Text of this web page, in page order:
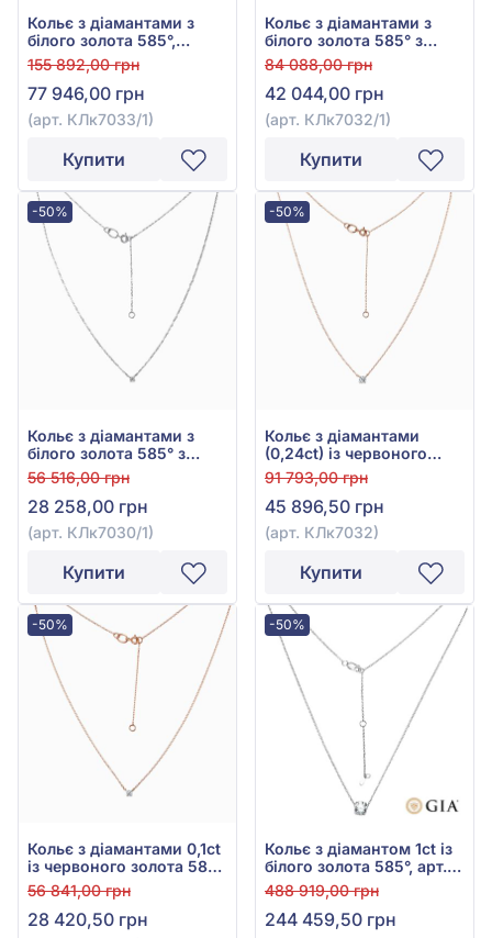
Кольє з діамантами з
білого золота 585°,
Діамант 0,54ct, арт.
КЛк7033/1
155 892,00 грн
77 946,00 грн
(арт. КЛк7033/1)
Купити
Кольє з діамантами з
білого золота 585° з
діамантом 0,23ct, арт.
КЛк7032/1
84 088,00 грн
42 044,00 грн
(арт. КЛк7032/1)
Купити
-50%
Кольє з діамантами з
білого золота 585° з
діамантом 0,11ct, арт.
КЛк7030/1
56 516,00 грн
28 258,00 грн
(арт. КЛк7030/1)
Купити
-50%
Кольє з діамантами
(0,24ct) із червоного
золота 585°, арт.
КЛк7032
91 793,00 грн
45 896,50 грн
(арт. КЛк7032)
Купити
-50%
Кольє з діамантами 0,1ct
із червоного золота 585°,
арт. КЛк7030
56 841,00 грн
28 420,50 грн
-50%
Кольє з діамантом 1ct із
білого золота 585°, арт.
П7071/1S-GIA
488 919,00 грн
244 459,50 грн